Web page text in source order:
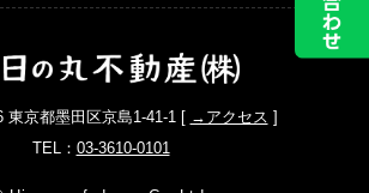
東京都墨田区京島1-41-1 [ →アクセス ]
TEL： 03-3610-0101